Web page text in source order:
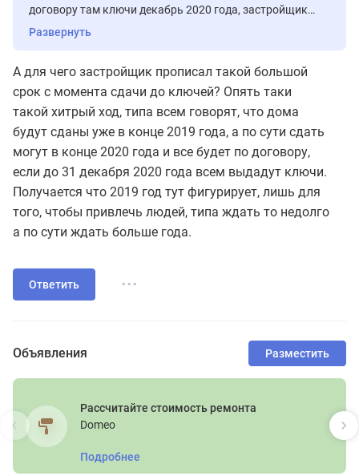
договору там ключи декабрь 2020 года, застройщик
обещает сдать дома в декабре 2019 на
нужно кричать в каждой теме! Здесь ЖК ПЕХРА, а не
ваша АР!!!! Достала уже своим нытьем со своей АР !!!!
Развернуть
А для чего застройщик прописал такой большой
срок с момента сдачи до ключей? Опять таки
такой хитрый ход, типа всем говорят, что дома
будут сданы уже в конце 2019 года, а по сути сдать
могут в конце 2020 года и все будет по договору,
если до 31 декабря 2020 года всем выдадут ключи.
Получается что 2019 год тут фигурирует, лишь для
того, чтобы привлечь людей, типа ждать то недолго
а по сути ждать больше года.
Ответить ...
Объявления Разместить
оценка для банка
ООО "Союз-Эксперт"
от 5000 руб
Подробнее